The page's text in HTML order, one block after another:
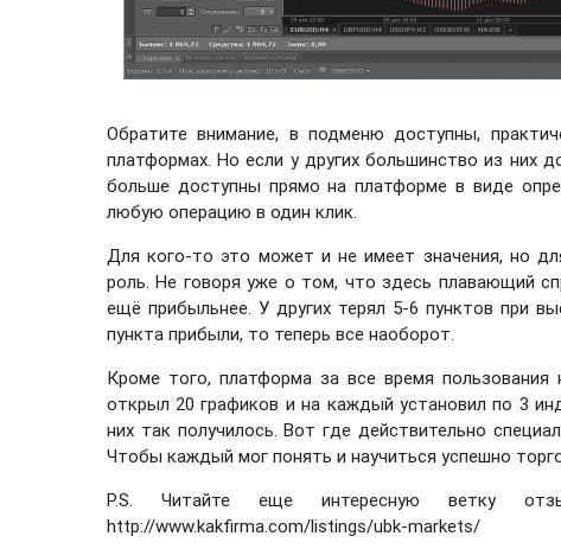
Обратите внимание, в подменю доступны,
платформах. Но если у других большинство из них
больше доступны прямо на платформе в виде
любую операцию в один клик.
Для кого-то это может и не имеет значения, но
роль. Не говоря уже о том, что здесь плавающий
ещё прибыльнее. У других терял 5-6 пунктов при
пункта прибыли, то теперь все наоборот.
Кроме того, платформа за все время
открыл 20 графиков и на каждый установил по 3
них так получилось. Вот где действительно
Чтобы каждый мог понять и научиться успешно
P.S. Читайте еще интересную ветку
http://www.kakfirma.com/listings/ubk-markets/